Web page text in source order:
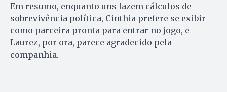
Em resumo, enquanto uns fazem cálculos de
sobrevivência política, Cinthia prefere se exibir
como parceira pronta para entrar no jogo, e
Laurez, por ora, parece agradecido pela
companhia.